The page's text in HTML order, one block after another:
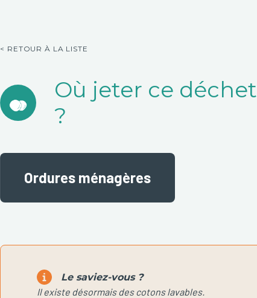
< RETOUR À LA LISTE
Où jeter ce déchet
?
Ordures ménagères
Le saviez-vous ?
Il existe désormais des cotons lavables.